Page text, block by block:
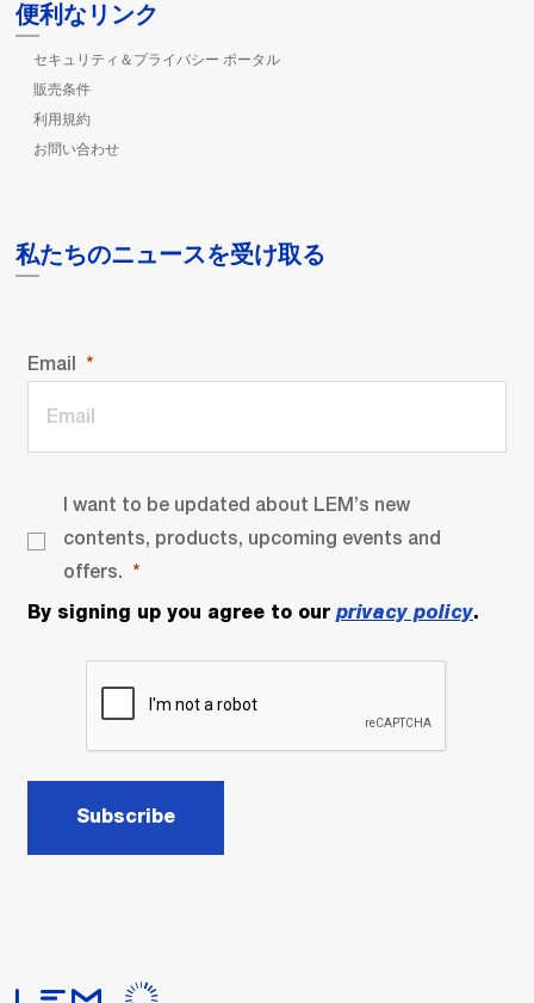
便利なリンク
セキュリティ＆プライバシー ポータル
販売条件
利用規約
お問い合わせ
私たちのニュースを受け取る
Email
I want to be updated about LEM’s new
contents, products, upcoming events and
offers.
By signing up you agree to our privacy policy.
Subscribe